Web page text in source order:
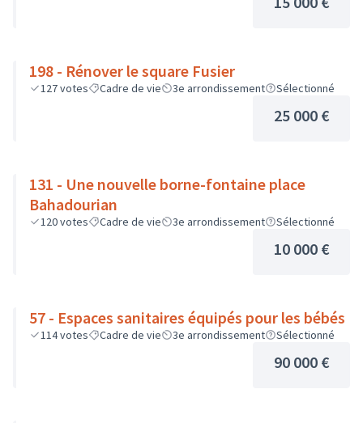
198 - Rénover le square Fusier
127votes Cadre de vie 3e arrondissement Sélectionné
25 000 €
131 - Une nouvelle borne-fontaine place
Bahadourian
120votes Cadre de vie 3e arrondissement Sélectionné
10 000 €
57 - Espaces sanitaires équipés pour les bébés
114votes Cadre de vie 3e arrondissement Sélectionné
90 000 €